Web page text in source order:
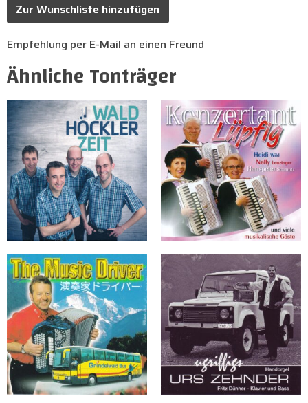
Zur Wunschliste hinzufügen
Empfehlung per E-Mail an einen Freund
Ähnliche Tonträger